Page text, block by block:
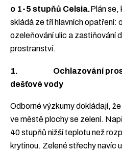
o 1-5 stupňů Celsia.Plán se,
skládá ze tří hlavních opatření:
ozeleňování ulic a zastiňování
prostranství.
1. Ochlazování
dešťové vody
Odborné výzkumy dokládají,
ve městě plochy se zelení.
40 stupňů nižší teplotu než
krytinou. Zelené střechy navíc